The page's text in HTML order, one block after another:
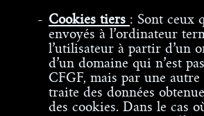
Cookies tiers : Sont ceux
envoyés à l’ordinateur
l’utilisateur à partir d’un
d’un domaine qui n’est
CFGF, mais par une
traite des données
des cookies. Dans le cas